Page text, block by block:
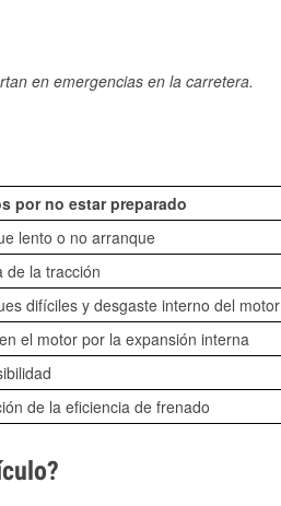
en emergencias en la carretera.
por no estar preparado
lento o no arranque
de la tracción
difíciles y desgaste interno del motor
el motor por la expansión interna
de la eficiencia de frenado